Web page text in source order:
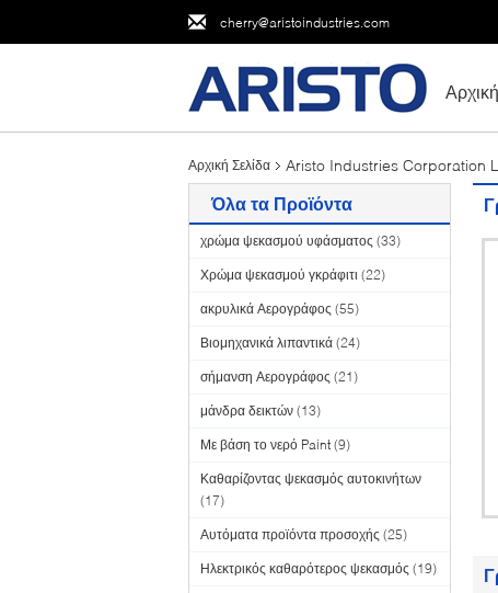
cherry@aristoindustries.com
Αρχική Σελίδα Aristo Industries Corporation
Όλα τα Προϊόντα
χρώμα ψεκασμού υφάσματος (33)
Χρώμα ψεκασμού γκράφιτι (22)
ακρυλικά Αερογράφος (55)
Βιομηχανικά λιπαντικά (24)
σήμανση Αερογράφος (21)
μάνδρα δεικτών (13)
Με βάση το νερό Paint (9)
Καθαρίζοντας ψεκασμός αυτοκινήτων
(17)
Αυτόματα προϊόντα προσοχής (25)
Ηλεκτρικός καθαρότερος ψεκασμός (19)